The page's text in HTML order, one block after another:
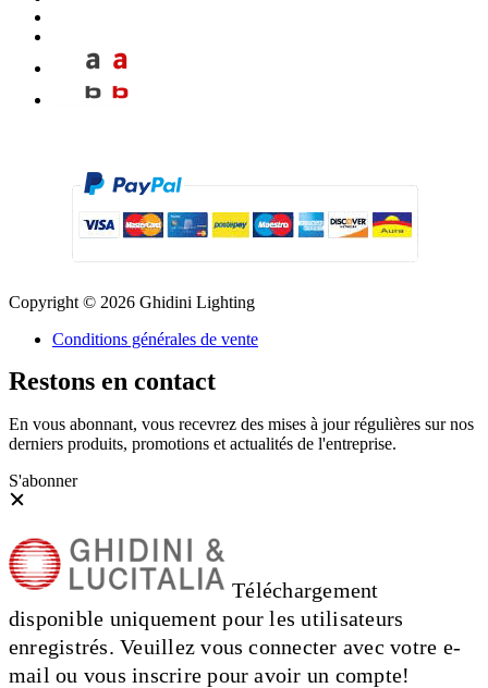
Copyright © 2026 Ghidini Lighting
Conditions générales de vente
Restons en contact
En vous abonnant, vous recevrez des mises à jour régulières sur nos
derniers produits, promotions et actualités de l'entreprise.
S'abonner
Téléchargement
disponible uniquement pour les utilisateurs
enregistrés. Veuillez vous connecter avec votre e-
mail ou vous inscrire pour avoir un compte!